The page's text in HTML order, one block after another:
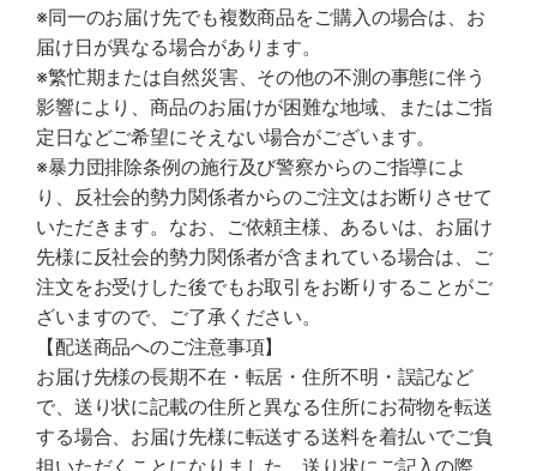
※同一のお届け先でも複数商品をご購入の場合は、お
届け日が異なる場合があります。
※繁忙期または自然災害、その他の不測の事態に伴う
影響により、商品のお届けが困難な地域、またはご指
定日などご希望にそえない場合がございます。
※暴力団排除条例の施行及び警察からのご指導によ
り、反社会的勢力関係者からのご注文はお断りさせて
いただきます。なお、ご依頼主様、あるいは、お届け
先様に反社会的勢力関係者が含まれている場合は、ご
注文をお受けした後でもお取引をお断りすることがご
ざいますので、ご了承ください。
【配送商品へのご注意事項】
お届け先様の長期不在・転居・住所不明・誤記など
で、送り状に記載の住所と異なる住所にお荷物を転送
する場合、お届け先様に転送する送料を着払いでご負
担いただくことになりました。送り状にご記入の際